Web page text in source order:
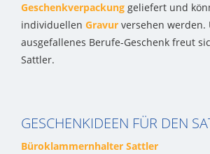
Geschenkverpackung geliefert und
individuellen Gravur versehen werden.
ausgefallenes Berufe-Geschenk freut
Sattler.
GESCHENKIDEEN FÜR DEN
Büroklammernhalter Sattler